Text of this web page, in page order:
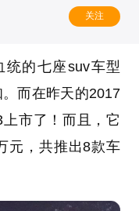
关注
的七座suv车型
而在昨天的2017
市了！而且，它
元，共推出8款车